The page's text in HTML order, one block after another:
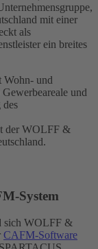
mit einer
als
ein breites
Wohn- und
und
des
der WOLFF &
System
sich WOLFF &
CAFM-Software